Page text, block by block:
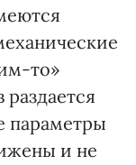
то»
параметры
и не